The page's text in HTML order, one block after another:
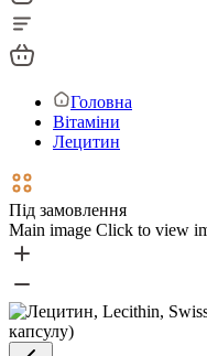
Головна
Вітаміни
Лецитин
Під замовлення
Main image Click to view